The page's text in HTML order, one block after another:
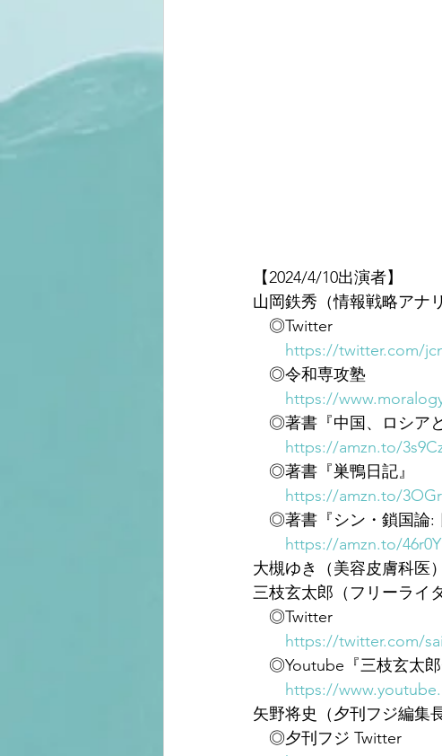
【2024/4/10出演者】
山岡鉄秀（情報戦略アナ
◎Twitter
https://twitter.com/
◎令和専攻塾
https://
◎著書『中国、ロシアと
https://amzn.to/
◎著書『巣鴨日記』
https://amzn.to/
◎著書『シン・鎖国論:
https://amzn.to/
大槻ゆき（美容皮膚科医）
三枝玄太郎（フリーライ
◎Twitter
https://twitter.com/
◎Youtube『三枝玄太郎
https://
矢野将史（夕刊フジ編集長
◎夕刊フジ Twitter